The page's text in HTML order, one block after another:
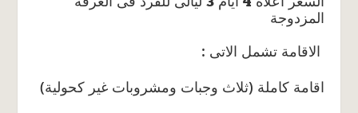
المزدوجة
(اقامة كاملة (ثلاث وجبات ومشروبات غير كحولية